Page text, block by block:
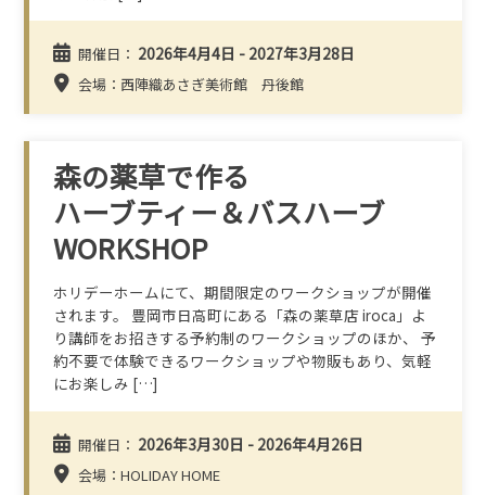
開催日： 2026年4月4日 - 2027年3月28日
会場：西陣織あさぎ美術館 丹後館
森の薬草で作る
ハーブティー＆バスハーブ
WORKSHOP
ホリデーホームにて、期間限定のワークショップが開催
されます。 豊岡市日高町にある「森の薬草店 iroca」よ
り講師をお招きする予約制のワークショップのほか、 予
約不要で体験できるワークショップや物販もあり、気軽
にお楽しみ […]
開催日： 2026年3月30日 - 2026年4月26日
会場：HOLIDAY HOME